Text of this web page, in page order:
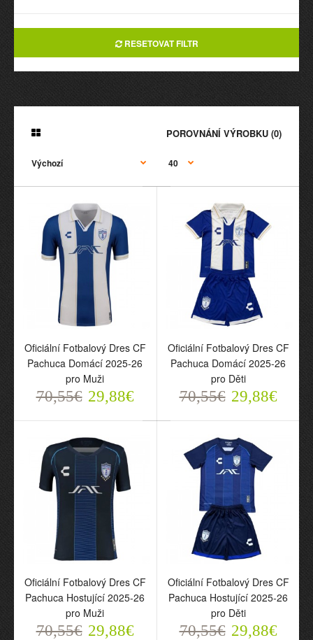
RESETOVAT FILTR
POROVNÁNÍ VÝROBKU (0)
CF Pachuca Domácí
2025-26 pro Muži
70,55€
CF Pachuca Domácí
2025-26 pro Děti
70,55€ 29,88€
Oficiální Fotbalový Dres
CF Pachuca Hostující
2025-26 pro Muži
70,55€
Oficiální Fotbalový Dres
CF Pachuca Hostující
2025-26 pro Děti
70,55€ 29,88€
Oficiální Fotbalový Dres CF
Pachuca Domácí 2025-26
pro Muži
70,55€ 29,88€
Oficiální Fotbalový Dres CF
Pachuca Domácí 2025-26
pro Děti
70,55€ 29,88€
Oficiální Fotbalový Dres CF
Pachuca Hostující 2025-26
pro Muži
70,55€ 29,88€
Oficiální Fotbalový Dres CF
Pachuca Hostující 2025-26
pro Děti
70,55€ 29,88€